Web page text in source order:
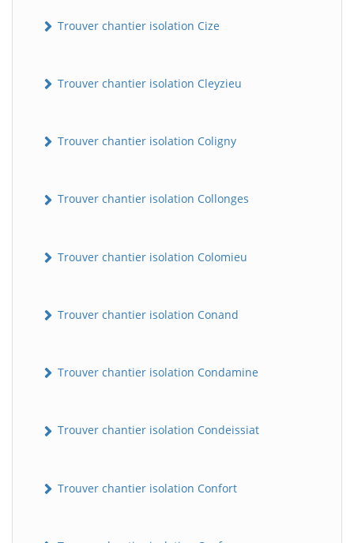
Trouver chantier isolation Cize
Trouver chantier isolation Cleyzieu
Trouver chantier isolation Coligny
Trouver chantier isolation Collonges
Trouver chantier isolation Colomieu
Trouver chantier isolation Conand
Trouver chantier isolation Condamine
Trouver chantier isolation Condeissiat
Trouver chantier isolation Confort
BatiWebPro